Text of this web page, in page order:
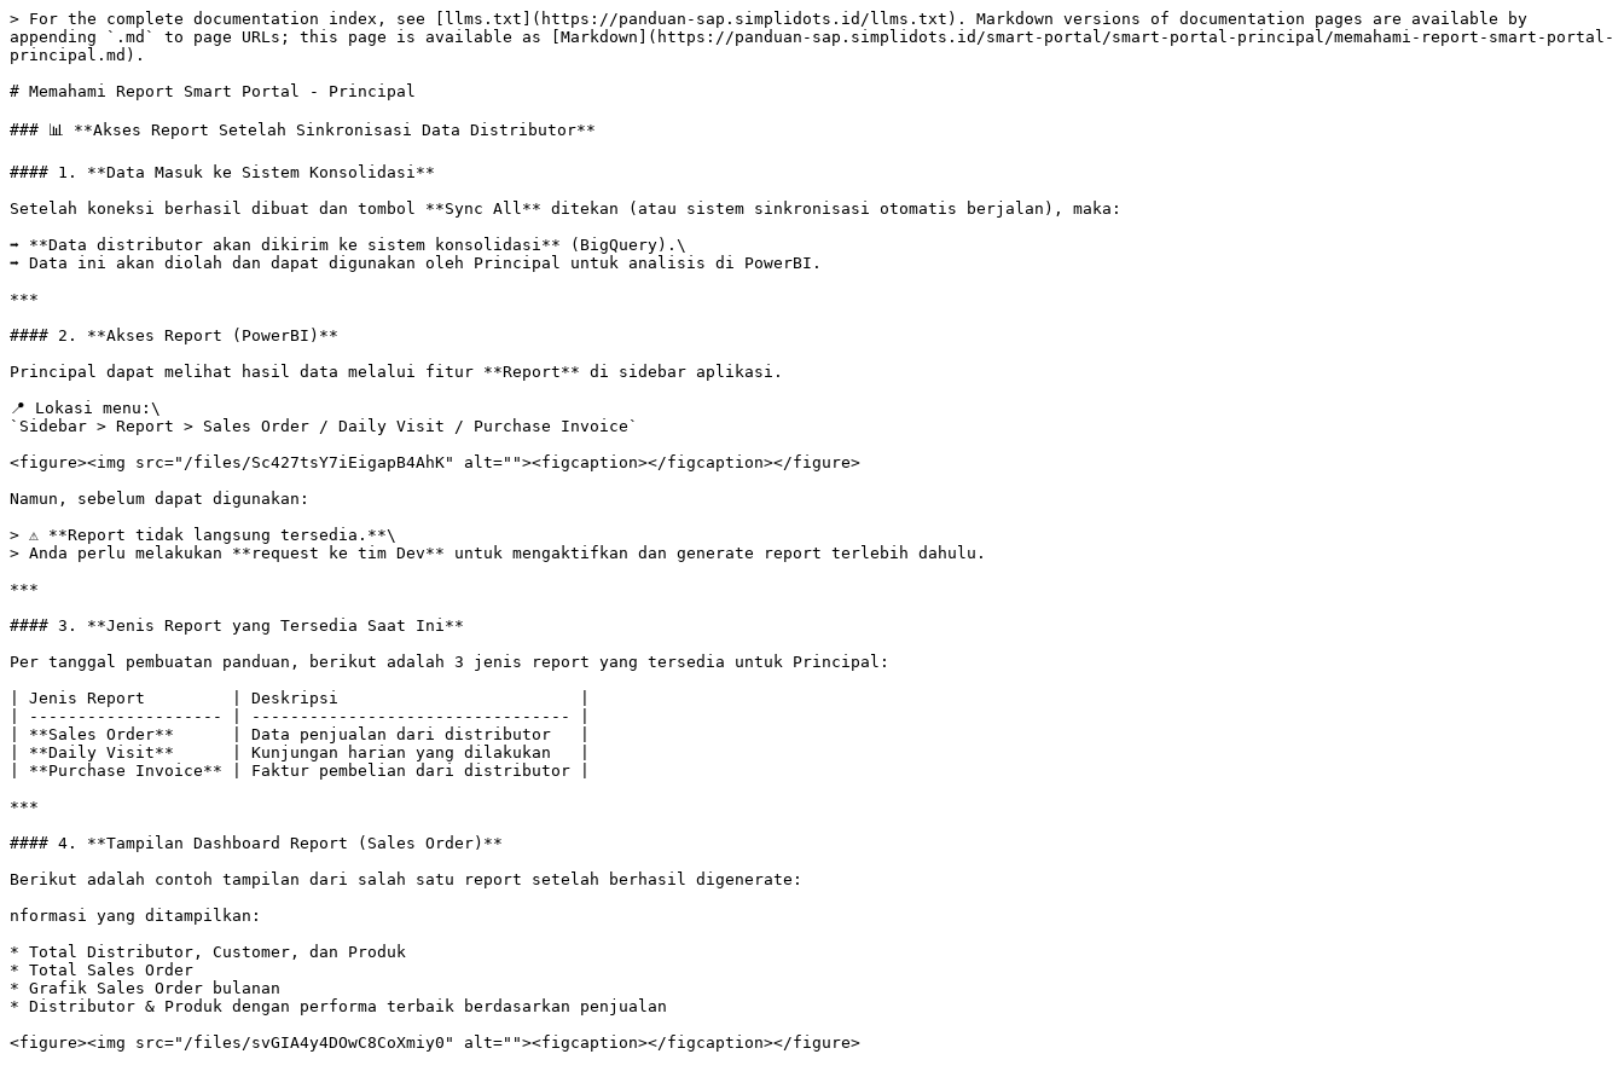
> For the complete documentation index, see [llms.txt](https://panduan-sap.simplidots.id/llms.txt). Markdown versions of documentation pages are available by
appending `.md` to page URLs; this page is available as [Markdown](https://panduan-sap.simplidots.id/smart-portal/smart-portal-principal/memahami-report-smart-portal-
principal.md).
# Memahami Report Smart Portal - Principal
### 📊 **Akses Report Setelah Sinkronisasi Data Distributor**
#### 1. **Data Masuk ke Sistem Konsolidasi**
Setelah koneksi berhasil dibuat dan tombol **Sync All** ditekan (atau sistem sinkronisasi otomatis berjalan), maka:
➡️ **Data distributor akan dikirim ke sistem konsolidasi** (BigQuery).\
➡️ Data ini akan diolah dan dapat digunakan oleh Principal untuk analisis di PowerBI.
***
#### 2. **Akses Report (PowerBI)**
Principal dapat melihat hasil data melalui fitur **Report** di sidebar aplikasi.
📍 Lokasi menu:\
`Sidebar > Report > Sales Order / Daily Visit / Purchase Invoice`
<figure><img src="/files/Sc427tsY7iEigapB4AhK" alt=""><figcaption></figcaption></figure>
Namun, sebelum dapat digunakan:
> ⚠️ **Report tidak langsung tersedia.**\
> Anda perlu melakukan **request ke tim Dev** untuk mengaktifkan dan generate report terlebih dahulu.
***
#### 3. **Jenis Report yang Tersedia Saat Ini**
Per tanggal pembuatan panduan, berikut adalah 3 jenis report yang tersedia untuk Principal:
| Jenis Report         | Deskripsi                         |
| -------------------- | --------------------------------- |
| **Sales Order**      | Data penjualan dari distributor   |
| **Daily Visit**      | Kunjungan harian yang dilakukan   |
| **Purchase Invoice** | Faktur pembelian dari distributor |
***
#### 4. **Tampilan Dashboard Report (Sales Order)**
Berikut adalah contoh tampilan dari salah satu report setelah berhasil digenerate:
nformasi yang ditampilkan:
* Total Distributor, Customer, dan Produk
* Total Sales Order
* Grafik Sales Order bulanan
* Distributor & Produk dengan performa terbaik berdasarkan penjualan